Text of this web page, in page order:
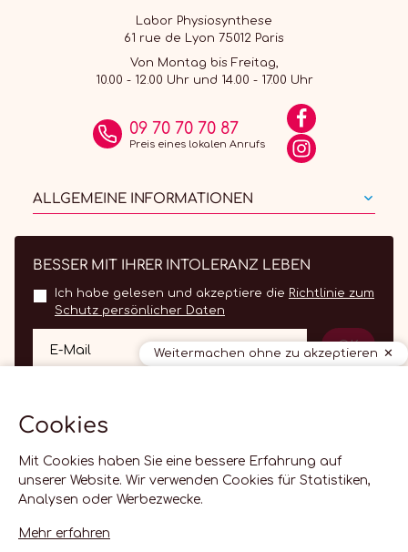
Labor Physiosynthese
61 rue de Lyon 75012 Paris
Von Montag bis Freitag,
10.00 - 12.00 Uhr und 14.00 - 17.00 Uhr
09 70 70 70 87
Preis eines lokalen Anrufs
ALLGEMEINE INFORMATIONEN
BESSER MIT IHRER INTOLERANZ LEBEN
Ich habe gelesen und akzeptiere die Richtlinie zum
Schutz persönlicher Daten
E-Mail OK
Weitermachen ohne zu akzeptieren
Cookies
Mit Cookies haben Sie eine bessere Erfahrung auf
unserer Website. Wir verwenden Cookies für Statistiken,
Analysen oder Werbezwecke.
Mehr erfahren